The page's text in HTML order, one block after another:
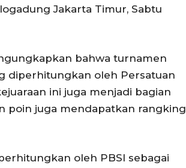
Jakarta Timur, Sabtu
bahwa turnamen
diperhitungkan oleh Persatuan
ini juga menjadi bagian
poin juga mendapatkan rangking
oleh PBSI sebagai